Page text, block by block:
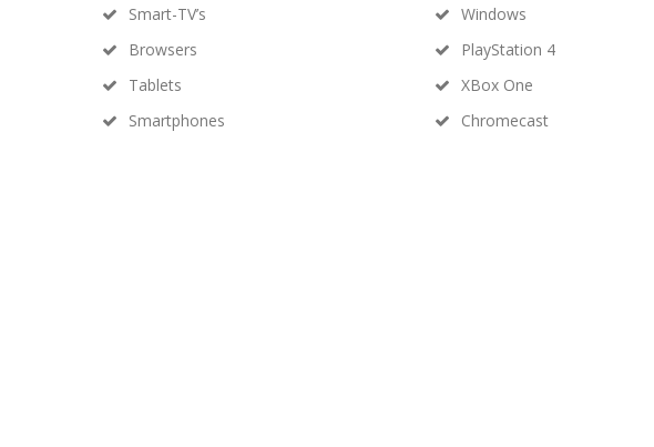
Smart-TV’s
Browsers
Tablets
Smartphones
Windows
PlayStation 4
XBox One
Chromecast